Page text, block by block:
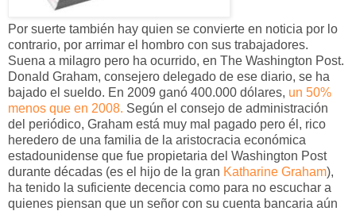
Por suerte también hay quien se convierte en noticia por lo
contrario, por arrimar el hombro con sus trabajadores.
Suena a milagro pero ha ocurrido, en The Washington Post.
Donald Graham, consejero delegado de ese diario, se ha
bajado el sueldo. En 2009 ganó 400.000 dólares, un 50%
menos que en 2008. Según el consejo de administración
del periódico, Graham está muy mal pagado pero él, rico
heredero de una familia de la aristocracia económica
estadounidense que fue propietaria del Washington Post
durante décadas (es el hijo de la gran Katharine Graham),
ha tenido la suficiente decencia como para no escuchar a
quienes piensan que un señor con su cuenta bancaria aún